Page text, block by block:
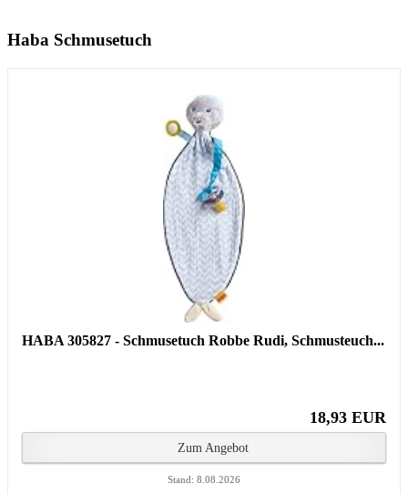
Haba Schmusetuch
HABA 305827 - Schmusetuch Robbe Rudi, Schmusteuch...
18,93 EUR
Zum Angebot
Stand: 8.08.2026